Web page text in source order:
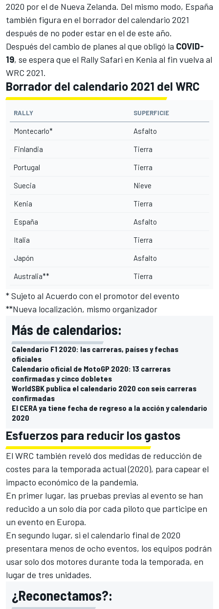
2020 por el de Nueva Zelanda. Del mismo modo, España
también figura en el borrador del calendario 2021
después de no poder estar en el de este año.
Después del cambio de planes al que obligó la COVID-
19, se espera que el Rally Safari en Kenia al fin vuelva al
WRC 2021.
Borrador del calendario 2021 del WRC
RALLY SUPERFICIE
Montecarlo* Asfalto
Finlandia Tierra
Portugal Tierra
Suecia Nieve
Kenia Tierra
España Asfalto
Italia Tierra
Japón Asfalto
Australia** Tierra
* Sujeto al Acuerdo con el promotor del evento
**Nueva localización, mismo organizador
Más de calendarios:
Calendario F1 2020: las carreras, países y fechas
oficiales
Calendario oficial de MotoGP 2020: 13 carreras
confirmadas y cinco dobletes
WorldSBK publica el calendario 2020 con seis carreras
confirmadas
El CERA ya tiene fecha de regreso a la acción y calendario
2020
Esfuerzos para reducir los gastos
El WRC también reveló dos medidas de reducción de
costes para la temporada actual (2020), para capear el
impacto económico de la pandemia.
En primer lugar, las pruebas previas al evento se han
reducido a un solo día por cada piloto que participe en
un evento en Europa.
En segundo lugar, si el calendario final de 2020
presentara menos de ocho eventos, los equipos podrán
usar solo dos motores durante toda la temporada, en
lugar de tres unidades.
¿Reconectamos?: